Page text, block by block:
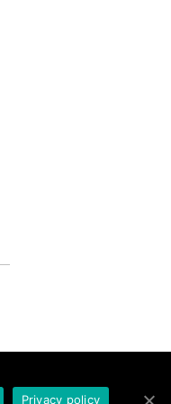
Privacy policy